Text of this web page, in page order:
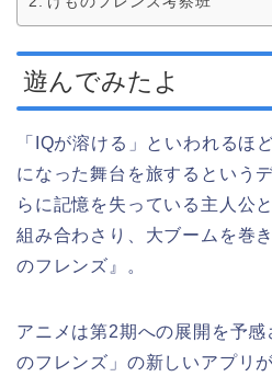
遊んでみたよ
「IQが溶ける」といわれるほ
になった舞台を旅するという
らに記憶を失っている主人公
組み合わさり、大ブームを巻
のフレンズ』。
アニメは第2期への展開を予
のフレンズ」の新しいアプリ